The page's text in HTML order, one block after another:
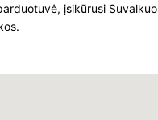
įsikūrusi